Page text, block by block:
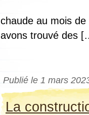
chaude au mois
avons trouvé des
Publié le 1 mars
La